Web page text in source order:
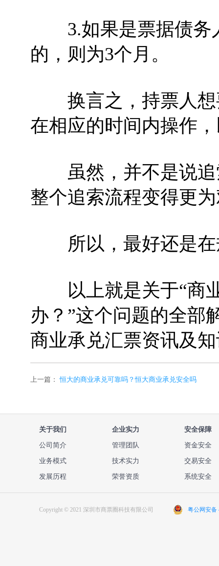
3.如果是票据债务
的，则为3个月。
换言之，持票人想
在相应的时间内操作
虽然，并不是说追
整个追索流程变得更
所以，最好还是在
以上就是关于“商业
办？”这个问题的全部
商业承兑汇票资讯及
上一篇：恒大的商业承兑可靠吗？恒大商业承兑安全吗
关于我们
公司简介
业务模式
发展历程
企业实力
管理团队
技术实力
荣誉资质
安全保障
资金安全
交易安全
系统安全
Copyright © 2021 深圳市商票圈科技有限公司 粤公网安备